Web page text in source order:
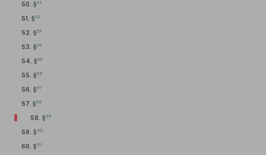
50. §51
51. §52
52. §53
53. §54
54. §55
55. §56
56. §57
57. §58
58. §59
59. § 60
60. § 61